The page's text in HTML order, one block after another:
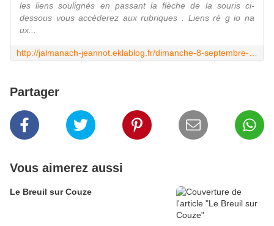
les liens soulignés en passant la flèche de la souris ci-
dessous vous accéderez aux rubriques . Liens ré g io na
ux...
Partager
Vous aimerez aussi
Le Breuil sur Couze